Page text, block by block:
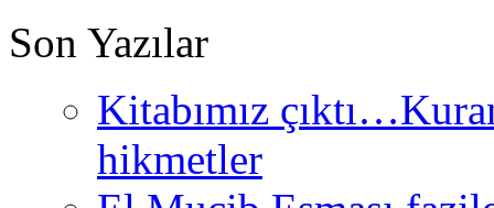
Son Yazılar
Kitabımız
hikmetler